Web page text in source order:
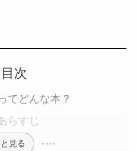
目次
てどんな本？
らすじ
見る